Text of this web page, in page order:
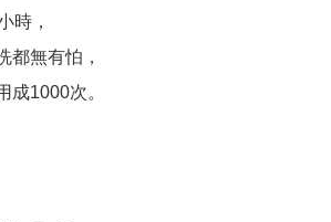
時，
都無有怕，
成1000次。